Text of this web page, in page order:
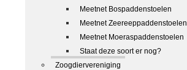
Meetnet Bospaddenstoelen
Meetnet Zeereeppaddenstoelen
Meetnet Moeraspaddenstoelen
Staat deze soort er nog?
Zoogdiervereniging